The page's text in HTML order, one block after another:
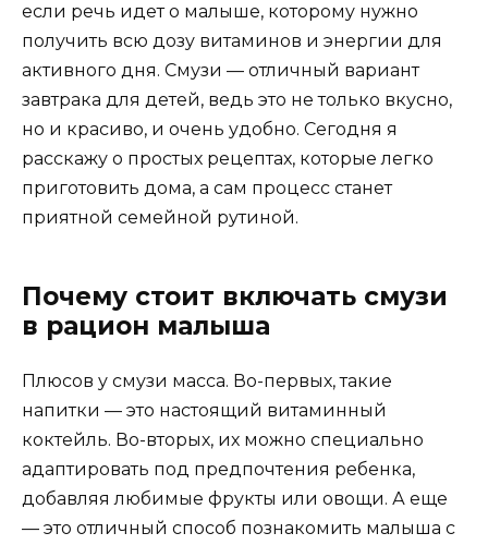
если речь идет о малыше, которому нужно
получить всю дозу витаминов и энергии для
активного дня. Смузи — отличный вариант
завтрака для детей, ведь это не только вкусно,
но и красиво, и очень удобно. Сегодня я
расскажу о простых рецептах, которые легко
приготовить дома, а сам процесс станет
приятной семейной рутиной.
Почему стоит включать смузи
в рацион малыша
Плюсов у смузи масса. Во-первых, такие
напитки — это настоящий витаминный
коктейль. Во-вторых, их можно специально
адаптировать под предпочтения ребенка,
добавляя любимые фрукты или овощи. А еще
— это отличный способ познакомить малыша с